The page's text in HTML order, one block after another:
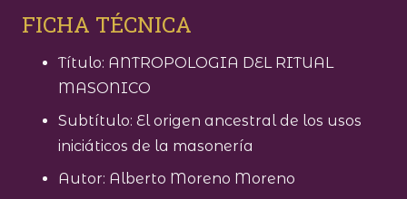
FICHA TÉCNICA
Título: ANTROPOLOGIA DEL RITUAL
MASONICO
Subtítulo: El origen ancestral de los usos
iniciáticos de la masonería
Autor: Alberto Moreno Moreno